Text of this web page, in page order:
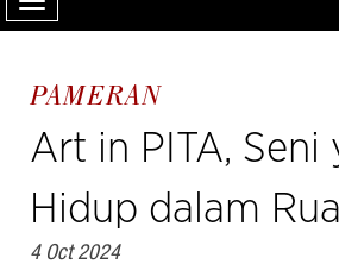
PAMERAN
Art in PITA, Seni
Hidup dalam
4 Oct 2024